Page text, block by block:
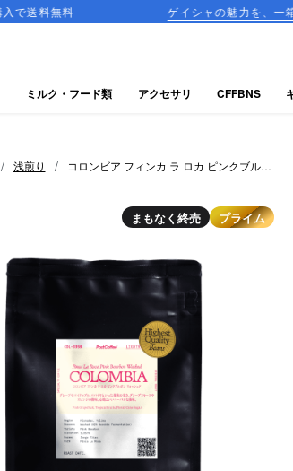
ゲイシャの魅力を、一箱に詰め込んだ
/ 浅煎り / コロンビア フィンカ ラ ロカ ピンクブルボ
ン ウォッシュド
まもなく終売 プライム
ミルク・フード類 アクセサリ CFFBNS